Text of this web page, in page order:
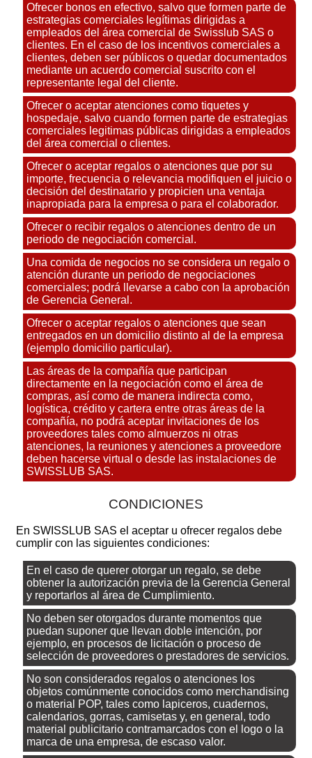
Ofrecer bonos en efectivo, salvo que formen parte de
estrategias comerciales legítimas dirigidas a
empleados del área comercial de Swisslub SAS o
clientes. En el caso de los incentivos comerciales a
clientes, deben ser públicos o quedar documentados
mediante un acuerdo comercial suscrito con el
representante legal del cliente.
Ofrecer o aceptar atenciones como tiquetes y
hospedaje, salvo cuando formen parte de estrategias
comerciales legitimas públicas dirigidas a empleados
del área comercial o clientes.
Ofrecer o aceptar regalos o atenciones que por su
importe, frecuencia o relevancia modifiquen el juicio o
decisión del destinatario y propicien una ventaja
inapropiada para la empresa o para el colaborador.
Ofrecer o recibir regalos o atenciones dentro de un
periodo de negociación comercial.
Una comida de negocios no se considera un regalo o
atención durante un periodo de negociaciones
comerciales; podrá llevarse a cabo con la aprobación
de Gerencia General.
Ofrecer o aceptar regalos o atenciones que sean
entregados en un domicilio distinto al de la empresa
(ejemplo domicilio particular).
Las áreas de la compañía que participan
directamente en la negociación como el área de
compras, así como de manera indirecta como,
logística, crédito y cartera entre otras áreas de la
compañía, no podrá aceptar invitaciones de los
proveedores tales como almuerzos ni otras
atenciones, la reuniones y atenciones a proveedore
deben hacerse virtual o desde las instalaciones de
SWISSLUB SAS.
CONDICIONES
En SWISSLUB SAS el aceptar u ofrecer regalos debe
cumplir con las siguientes condiciones:
En el caso de querer otorgar un regalo, se debe
obtener la autorización previa de la Gerencia General
y reportarlos al área de Cumplimiento.
No deben ser otorgados durante momentos que
puedan suponer que llevan doble intención, por
ejemplo, en procesos de licitación o proceso de
selección de proveedores o prestadores de servicios.
No son considerados regalos o atenciones los
objetos comúnmente conocidos como merchandising
o material POP, tales como lapiceros, cuadernos,
calendarios, gorras, camisetas y, en general, todo
material publicitario contramarcados con el logo o la
marca de una empresa, de escaso valor.